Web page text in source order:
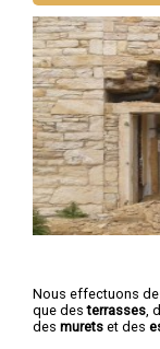
Nous effectuons
que desterrasses ,
des murets et des